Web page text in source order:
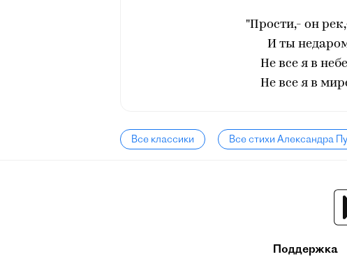
"Прости,- он
И ты
Не все я в
Не все я в
Все классики Все стихи Александра
Поддержка